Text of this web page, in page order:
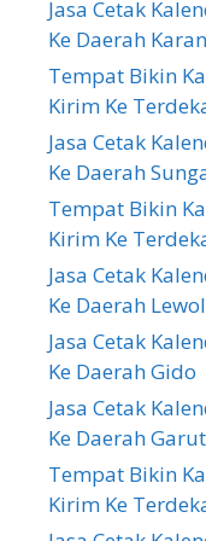
Jasa Cetak
Ke Daerah
Tempat Bikin
Kirim Ke
Jasa Cetak
Ke Daerah
Tempat Bikin
Kirim Ke
Jasa Cetak
Ke Daerah
Jasa Cetak
Ke Daerah Gido
Jasa Cetak
Ke Daerah Garut
Tempat Bikin
Kirim Ke